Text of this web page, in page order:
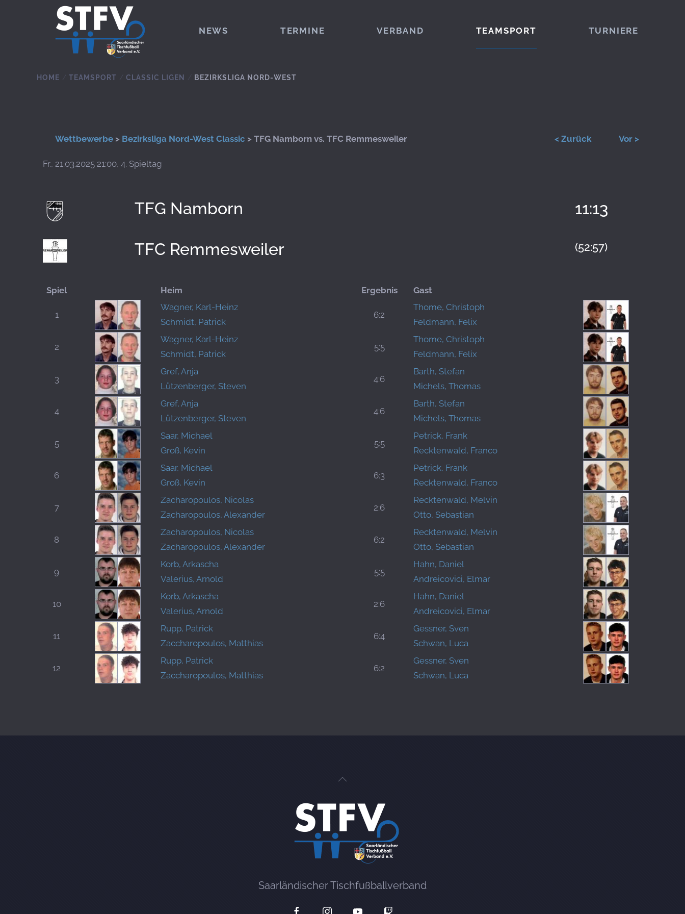
Zum Hauptinhalt springen
NEWS TERMINE VERBAND TEAMSPORT TURNIERE
HOME TEAMSPORT CLASSIC LIGEN BEZIRKSLIGA NORD-WEST
Wettbewerbe > Bezirksliga Nord-West Classic > TFG Namborn vs. TFC Remmesweiler < Zurück Vor >
Fr., 21.03.2025 21:00, 4. Spieltag
TFG Namborn 11:13
(52:57)
TFC Remmesweiler
Spiel Heim Ergebnis Gast
1
Wagner, Karl-Heinz
Schmidt, Patrick
6:2
Thome, Christoph
Feldmann, Felix
2
Wagner, Karl-Heinz
Schmidt, Patrick
5:5
Thome, Christoph
Feldmann, Felix
3
Gref, Anja
Lützenberger, Steven
4:6
Barth, Stefan
Michels, Thomas
4
Gref, Anja
Lützenberger, Steven
4:6
Barth, Stefan
Michels, Thomas
5
Saar, Michael
Groß, Kevin
5:5
Petrick, Frank
Recktenwald, Franco
6
Saar, Michael
Groß, Kevin
6:3
Petrick, Frank
Recktenwald, Franco
7
Zacharopoulos, Nicolas
Zacharopoulos, Alexander
2:6
Recktenwald, Melvin
Otto, Sebastian
8
Zacharopoulos, Nicolas
Zacharopoulos, Alexander
6:2
Recktenwald, Melvin
Otto, Sebastian
9
Korb, Arkascha
Valerius, Arnold
5:5
Hahn, Daniel
Andreicovici, Elmar
10
Korb, Arkascha
Valerius, Arnold
2:6
Hahn, Daniel
Andreicovici, Elmar
11
Rupp, Patrick
Zaccharopoulos, Matthias
6:4
Gessner, Sven
Schwan, Luca
12
Rupp, Patrick
Zaccharopoulos, Matthias
6:2
Gessner, Sven
Schwan, Luca
Saarländischer Tischfußballverband